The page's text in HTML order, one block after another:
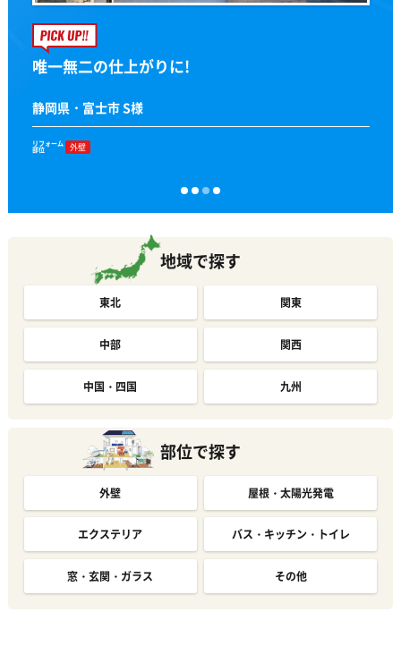
10年経った今でも施工時のままの美しさです。
大阪府・堺市南区 田中 さま
リフォーム
部位 外壁
塗装で素敵なカラーリングになりました。
静岡県・富士宮市 稲葉 さま
リフォーム
部位 外壁
唯一無二の仕上がりに!
静岡県・富士市 S様
リフォーム
部位 外壁
ツートンをより華やかに!
静岡県・富士宮市 H様
リフォーム
部位 外壁
地域で探す
東北 関東
中部 関西
中国・四国 九州
部位で探す
外壁 屋根・太陽光発電
エクステリア バス・キッチン・トイレ
窓・玄関・ガラス その他